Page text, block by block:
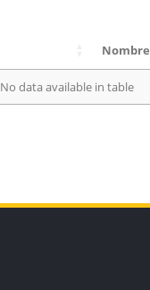
Nombre
No data available in table